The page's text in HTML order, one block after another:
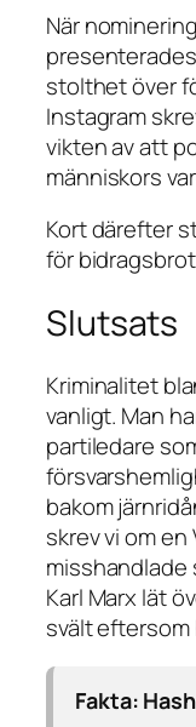
När
stolthet över
Instagram
vikten av att
människors
Kort därefter
för
Slutsats
Kriminalitet
vanligt. Man
partiledare
bakom
skrev vi om
misshandlade
Karl Marx lät
svält eftersom
Fakta: